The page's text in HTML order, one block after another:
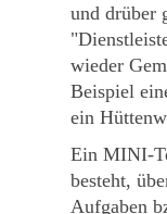
und drüber
wieder
Beispiel
ein
Ein MINI-
besteht,
Aufgaben